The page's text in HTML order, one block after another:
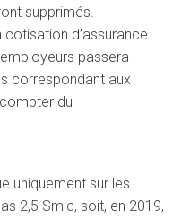
supprimés.
d’assurance
passera
correspondant aux
du
uniquement sur les
2,5 Smic, soit, en 2019,